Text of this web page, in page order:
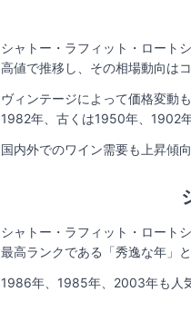
シャトー・ラフィット・ロート
高値で推移し、その相場動向は
ヴィンテージによって価格変動
1982年、古くは1950年、1902
国内外でのワイン需要も上昇傾
シャトー・ラフィット・ロート
最高ランクである「秀逸な年」
1986年、1985年、2003年も人